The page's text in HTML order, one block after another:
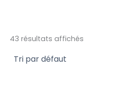
43 résultats affichés